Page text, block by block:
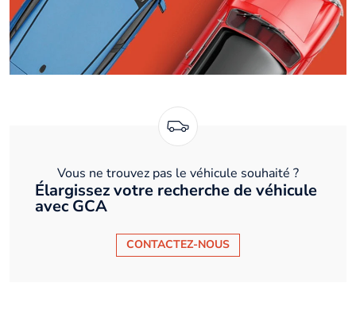
Vous ne trouvez pas le véhicule souhaité ?
Élargissez votre recherche de véhicule
avec GCA
CONTACTEZ-NOUS